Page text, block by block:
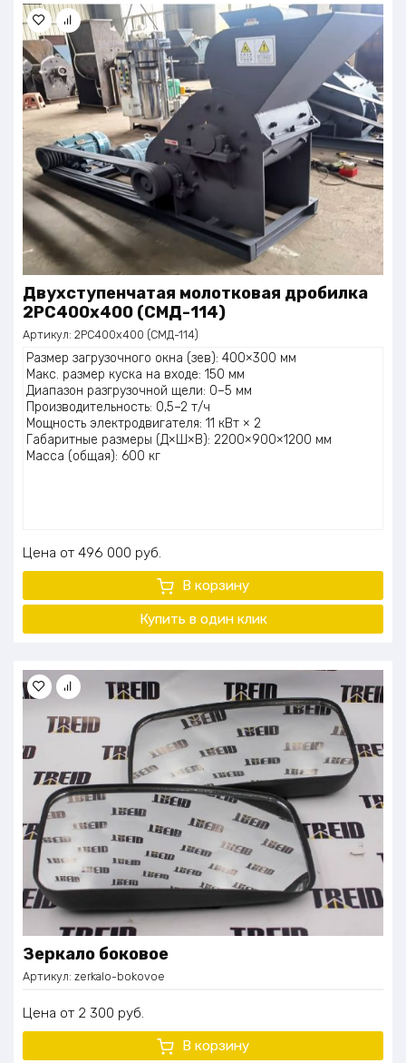
Двухступенчатая молотковая дробилка
2PC400x400 (СМД-114)
Артикул: 2PC400x400 (СМД-114)
Размер загрузочного окна (зев): 400×300 мм
Макс. размер куска на входе: 150 мм
Диапазон разгрузочной щели: 0–5 мм
Производительность: 0,5–2 т/ч
Мощность электродвигателя: 11 кВт × 2
Габаритные размеры (Д×Ш×В): 2200×900×1200 мм
Масса (общая): 600 кг
Цена 496 000 руб.
В корзину
Купить в один клик
Зеркало боковое
Артикул: zerkalo-bokovoe
Цена 2 300 руб.
В корзину